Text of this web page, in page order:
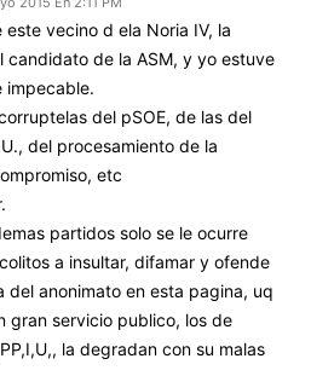
vecino d ela Noria IV, la
candidato de la ASM, y yo estuve
impecable.
del pSOE, de las del
del procesamiento de la
etc
partidos solo se le ocurre
a insultar, difamar y ofende
del anonimato en esta pagina, uq
gran servicio publico, los de
la degradan con su malas